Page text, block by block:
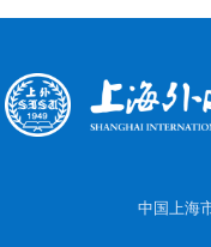
中国上海